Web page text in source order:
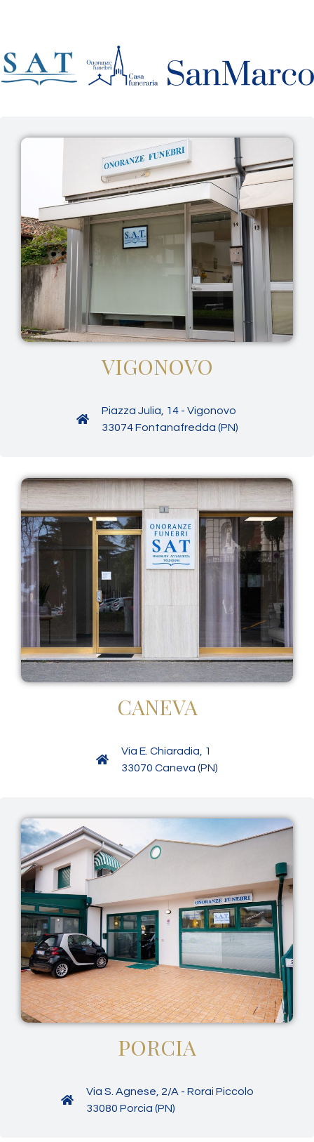
VIGONOVO
Piazza Julia, 14 - Vigonovo
33074 Fontanafredda (PN)
CANEVA
Via E. Chiaradia, 1
33070 Caneva (PN)
PORCIA
Via S. Agnese, 2/A - Rorai Piccolo
33080 Porcia (PN)